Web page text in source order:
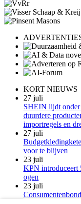
KORT NIEUWS
27 juli
SHEIN lijdt onder
duurdere
importregels en
27 juli
voor te blijven
23 juli
KPN introduceert
ogen
23 juli